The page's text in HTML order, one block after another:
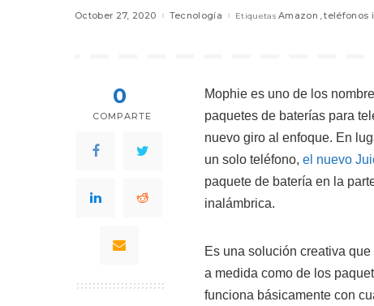
October 27, 2020 Tecnología Etiquetas Amazon teléfonos
0
COMPARTE
Mophie es uno de los
paquetes de baterías para
nuevo giro al enfoque. En
un solo teléfono, el nuevo
paquete de batería en la
inalámbrica.
Es una solución creativa
a medida como de los
funciona básicamente con